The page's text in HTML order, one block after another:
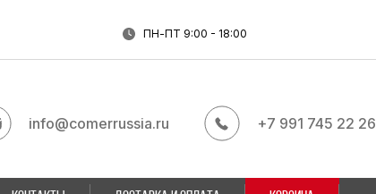
ПН-ПТ 9:00 - 18:00
info@comerrussia.ru +7 991 745 22 26